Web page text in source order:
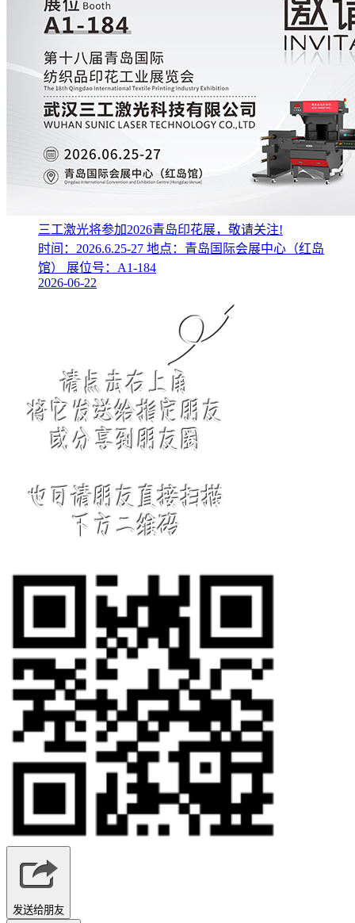
三工激光将参加2026青岛印花展，敬请关注!
时间：2026.6.25-27 地点：青岛国际会展中心（红岛
馆） 展位号：A1-184
2026-06-22
发送给朋友